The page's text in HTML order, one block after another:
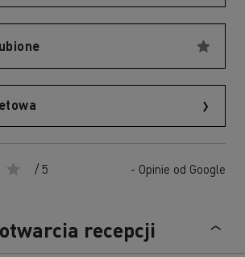
/ 5 - Opinie od Google
recepcji